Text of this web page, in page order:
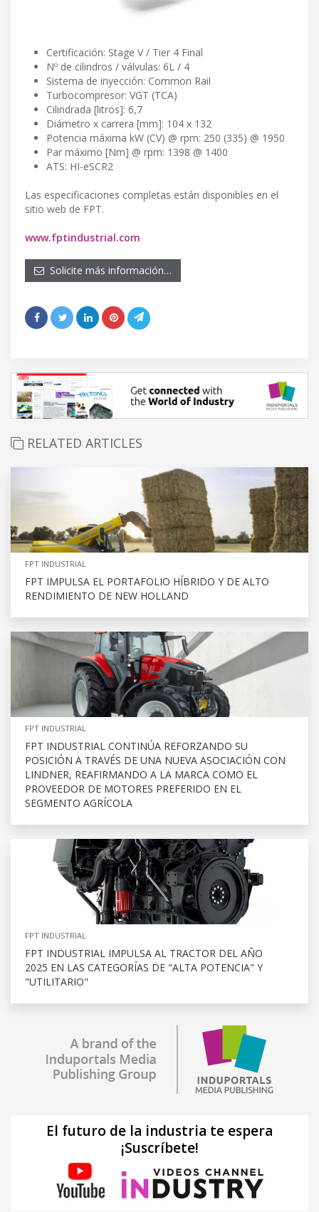
Certificación: Stage V / Tier 4 Final
Nº de cilindros / válvulas: 6L / 4
Sistema de inyección: Common Rail
Turbocompresor: VGT (TCA)
Cilindrada [litros]: 6,7
Diámetro x carrera [mm]: 104 x 132
Potencia máxima kW (CV) @ rpm: 250 (335) @ 1950
Par máximo [Nm] @ rpm: 1398 @ 1400
ATS: HI-eSCR2
Las especificaciones completas están disponibles en el
sitio web de FPT.
www.fptindustrial.com
Solicite más información…
RELATED ARTICLES
FPT INDUSTRIAL
FPT IMPULSA EL PORTAFOLIO HÍBRIDO Y DE ALTO
RENDIMIENTO DE NEW HOLLAND
FPT INDUSTRIAL
FPT INDUSTRIAL CONTINÚA REFORZANDO SU
POSICIÓN A TRAVÉS DE UNA NUEVA ASOCIACIÓN CON
LINDNER, REAFIRMANDO A LA MARCA COMO EL
PROVEEDOR DE MOTORES PREFERIDO EN EL
SEGMENTO AGRÍCOLA
FPT INDUSTRIAL
FPT INDUSTRIAL IMPULSA AL TRACTOR DEL AÑO
2025 EN LAS CATEGORÍAS DE "ALTA POTENCIA" Y
"UTILITARIO"
El futuro de la industria te espera
¡Suscríbete!